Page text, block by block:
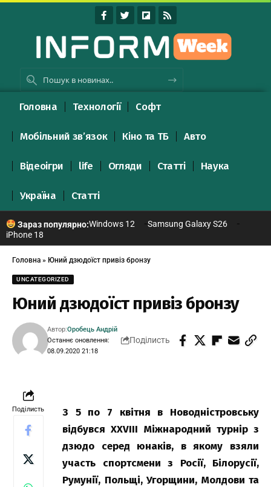
Головна Технології Софт
Мобільний зв’язок Кіно та ТБ Авто
Відеоігри life Огляди Статті Наука
Україна Статті
Зараз популярно:Windows 12
Samsung Galaxy S26
iPhone 18
Головна » Юний дзюдоїст привіз бронзу
UNCATEGORIZED
Юний дзюдоїст привіз бронзу
Останнє оновлення:
08.09.2020 21:18
Автор:Оробець Андрій
Поділисть
Поділисть
З 5 по 7 квітня в Новодністровську
відбувся XXVIII Міжнародний турнір з
дзюдо серед юнаків, в якому взяли
участь спортсмени з Росії, Білорусії,
Румунії, Польщі, Угорщини, Молдови та